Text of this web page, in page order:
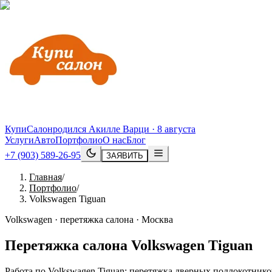
КупиСалонродился Акилле Варци · 8 августа
УслугиАвтоПортфолиоО насБлог
+7 (903) 589-26-95
ЗАЯВИТЬ
Главная/
Портфолио/
Volkswagen Tiguan
Volkswagen · перетяжка салона · Москва
Перетяжка салона Volkswagen Tiguan